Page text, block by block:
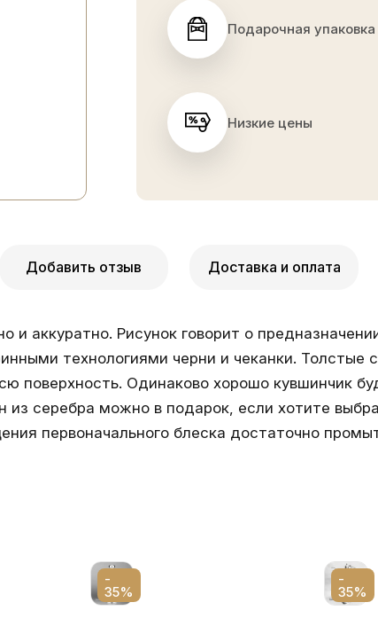
Подарочная упаковка
Низкие цены
Добавить отзыв Доставка и оплата
аккуратно. Рисунок говорит о
технологиями черни и чеканки.
поверхность. Одинаково хорошо кувшинчик
из серебра можно в подарок, если хотите
первоначального блеска достаточно
-
35%
-
35%